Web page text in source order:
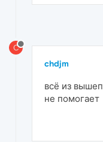
C
chdjm
всё из
не помогает